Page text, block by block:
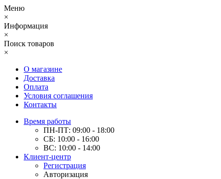
Меню
×
Информация
×
Поиск товаров
×
О магазине
Доставка
Оплата
Условия соглашения
Контакты
Время работы
ПН-ПТ: 09:00 - 18:00
СБ: 10:00 - 16:00
ВС: 10:00 - 14:00
Клиент-центр
Регистрация
Авторизация